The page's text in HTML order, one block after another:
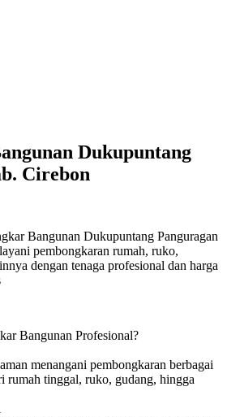
Dukupuntang
Cirebon
Bangunan Dukupuntang Panguragan
pembongkaran rumah, ruko,
dengan tenaga profesional dan harga
Bangunan Profesional?
menangani pembongkaran berbagai
rumah tinggal, ruko, gudang, hingga